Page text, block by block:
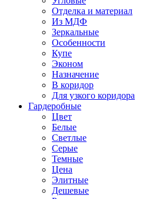
Отделка и материал
Из МДФ
Зеркальные
Особенности
Купе
Эконом
Назначение
В коридор
Для узкого коридора
Гардеробные
Цвет
Белые
Светлые
Серые
Темные
Цена
Элитные
Дешевые